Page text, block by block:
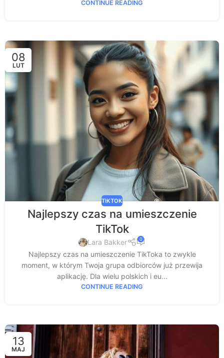
CONTINUE READING
08
LUT
TIKTOK
Najlepszy czas na umieszczenie
TikTok
Lara Bakker 0
Najlepszy czas na umieszczenie TikToka to zwykle
moment, w którym Twoja grupa odbiorców już przewija
aplikację. Dla wielu polskich i eu...
CONTINUE READING
13
MAJ